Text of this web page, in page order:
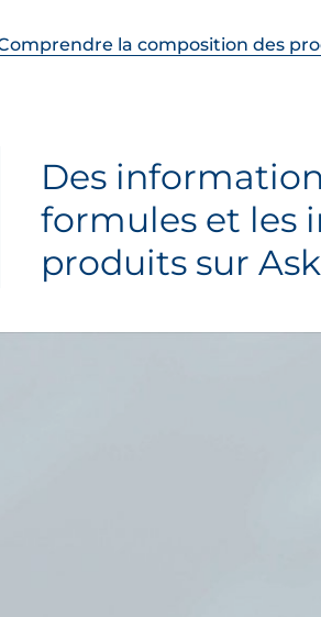
la composition des
Des
formules et les
produits sur